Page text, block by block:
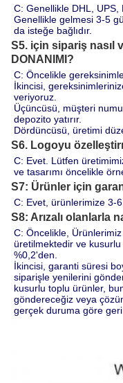
C: Genellikle DHL,
Genellikle gelmesi 3-5
da isteğe bağlıdır.
S5. için sipariş nasıl
DONANIMI ?
C: Öncelikle
İkincisi,
veriyoruz.
Üçüncüsü, müşteri
depozito yatırır.
Dördüncüsü, üretimi
S6. Logoyu
C: Evet. Lütfen
ve tasarımı öncelikle
S7: Ürünler için
C: Evet, ürünlerimize 3-
S8: Arızalı olanlarla
C: Öncelikle,
üretilmektedir ve
%0,2'den.
İkincisi, garanti süresi
siparişle yenilerini
kusurlu toplu ürünler,
göndereceğiz veya
gerçek duruma göre geri